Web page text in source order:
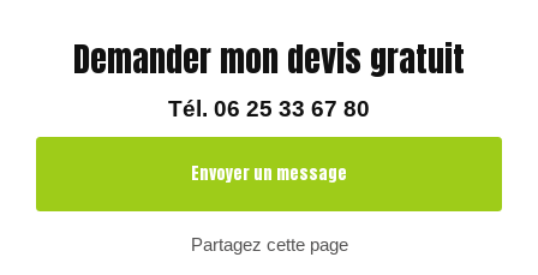
Demander mon devis gratuit
Tél. 06 25 33 67 80
Envoyer un message
Partagez cette page